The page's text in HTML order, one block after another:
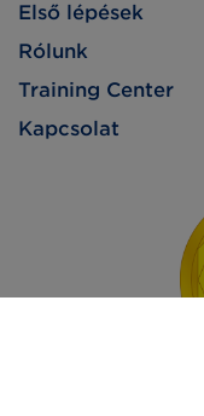
Első lépések
Rólunk
Training Center
Kapcsolat